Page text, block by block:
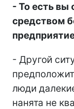
- То есть вы
средством
- Другой
люди
нанята не